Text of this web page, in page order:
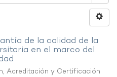
de la calidad de la
en el marco del
Acreditación y Certificación